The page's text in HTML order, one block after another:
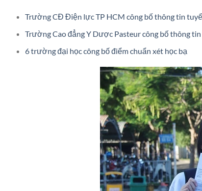
Trường CĐ Điện lực TP HCM công bố thông tin
Trường Cao đẳng Y Dược Pasteur công bố thông
6 trường đại học công bố điểm chuẩn xét học bạ